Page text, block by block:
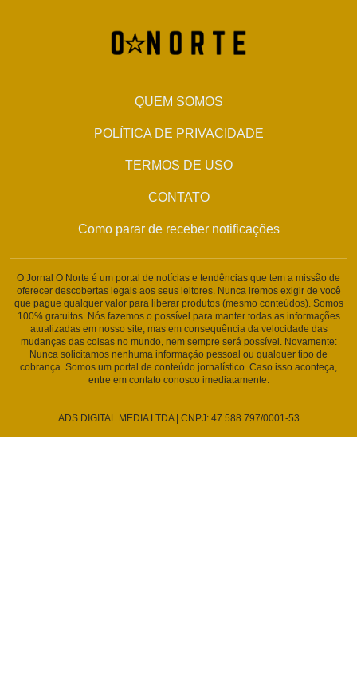
QUEM SOMOS
POLÍTICA DE PRIVACIDADE
TERMOS DE USO
CONTATO
Como parar de receber notificações
O Jornal O Norte é um portal de notícias e tendências que tem a missão de
oferecer descobertas legais aos seus leitores. Nunca iremos exigir de você
que pague qualquer valor para liberar produtos (mesmo conteúdos). Somos
100% gratuitos. Nós fazemos o possível para manter todas as informações
atualizadas em nosso site, mas em consequência da velocidade das
mudanças das coisas no mundo, nem sempre será possível. Novamente:
Nunca solicitamos nenhuma informação pessoal ou qualquer tipo de
cobrança. Somos um portal de conteúdo jornalístico. Caso isso aconteça,
entre em contato conosco imediatamente.
ADS DIGITAL MEDIA LTDA | CNPJ: 47.588.797/0001-53